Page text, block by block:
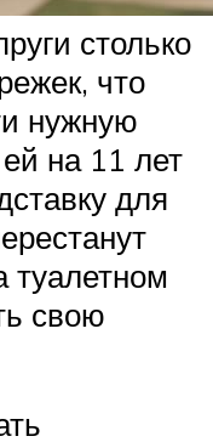
столько
что
нужную
на 11 лет
для
туалетном
свою